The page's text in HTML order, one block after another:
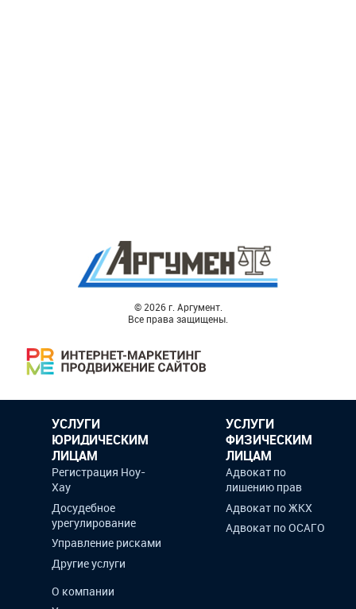
© 2026 г. Аргумент.
Все права защищены.
УСЛУГИ
ЮРИДИЧЕСКИМ
ЛИЦАМ
Регистрация Ноу-
Хау
Досудебное
урегулирование
Управление рисками
Другие услуги
УСЛУГИ
ФИЗИЧЕСКИМ
ЛИЦАМ
Адвокат по
лишению прав
Адвокат по ЖКХ
Адвокат по ОСАГО
О компании